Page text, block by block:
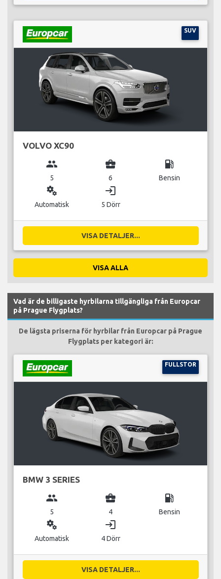
SUV
VOLVO XC90
group
5
business_center
6
local_gas_station
Bensin
miscellaneous_services
Automatisk
login
5 Dörr
VISA DETALJER...
VISA ALLA
Vad är de billigaste hyrbilarna tillgängliga från Europcar
på Prague Flygplats?
De lägsta priserna för hyrbilar från Europcar på Prague
Flygplats per kategori är:
FULLSTOR
BMW 3 SERIES
group
5
business_center
4
local_gas_station
Bensin
miscellaneous_services
Automatisk
login
4 Dörr
VISA DETALJER...